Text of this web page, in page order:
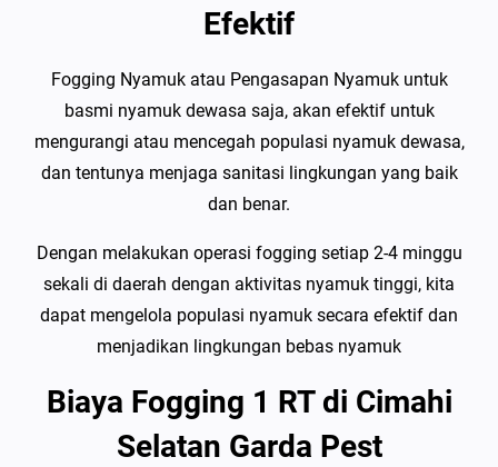
Efektif
Fogging Nyamuk atau Pengasapan Nyamuk untuk
basmi nyamuk dewasa saja, akan efektif untuk
mengurangi atau mencegah populasi nyamuk dewasa,
dan tentunya menjaga sanitasi lingkungan yang baik
dan benar.
Dengan melakukan operasi fogging setiap 2-4 minggu
sekali di daerah dengan aktivitas nyamuk tinggi, kita
dapat mengelola populasi nyamuk secara efektif dan
menjadikan lingkungan bebas nyamuk
Biaya Fogging 1 RT di Cimahi
Selatan Garda Pest